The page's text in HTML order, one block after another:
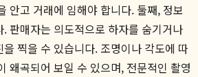
안고 거래에 임해야 합니다. 둘째, 정보
판매자는 의도적으로 하자를 숨기거나
찍을 수 있습니다. 조명이나 각도에 따
왜곡되어 보일 수 있으며, 전문적인 촬영